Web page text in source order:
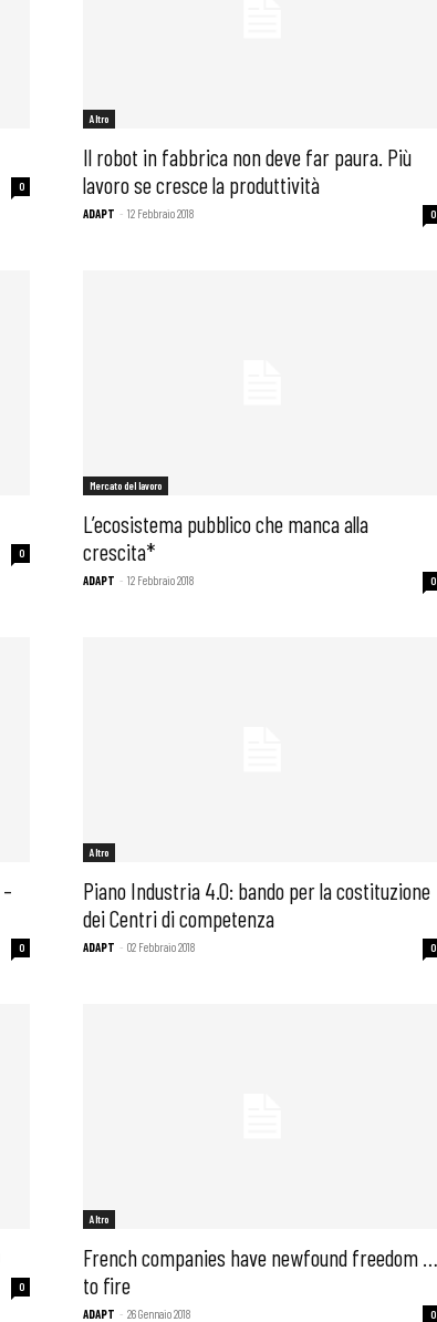
0
Altro
Il robot in fabbrica non deve far paura. Più
lavoro se cresce la produttività
ADAPT - 12 Febbraio 2018 0
0
Mercato del lavoro
L’ecosistema pubblico che manca alla
crescita*
ADAPT - 12 Febbraio 2018 0
0
Altro
Piano Industria 4.0: bando per la costituzione
dei Centri di competenza
ADAPT - 02 Febbraio 2018 0
0
Altro
French companies have newfound freedom …
to fire
ADAPT - 26 Gennaio 2018 0